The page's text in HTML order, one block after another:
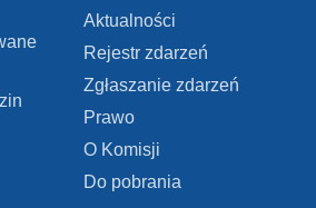
Aktualności
Rejestr zdarzeń
Zgłaszanie zdarzeń
Prawo
O Komisji
Do pobrania